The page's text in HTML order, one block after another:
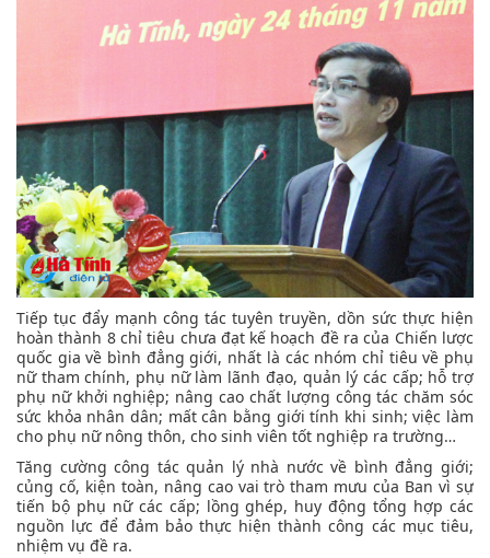
Tiếp tục đẩy mạnh công tác tuyên truyền, dồn sức thực hiện
hoàn thành 8 chỉ tiêu chưa đạt kế hoạch đề ra của Chiến lược
quốc gia về bình đẳng giới, nhất là các nhóm chỉ tiêu về phụ
nữ tham chính, phụ nữ làm lãnh đạo, quản lý các cấp; hỗ trợ
phụ nữ khởi nghiệp; nâng cao chất lượng công tác chăm sóc
sức khỏa nhân dân; mất cân bằng giới tính khi sinh; việc làm
cho phụ nữ nông thôn, cho sinh viên tốt nghiệp ra trường…
Tăng cường công tác quản lý nhà nước về bình đẳng giới;
củng cố, kiện toàn, nâng cao vai trò tham mưu của Ban vì sự
tiến bộ phụ nữ các cấp; lồng ghép, huy động tổng hợp các
nguồn lực để đảm bảo thực hiện thành công các mục tiêu,
nhiệm vụ đề ra.